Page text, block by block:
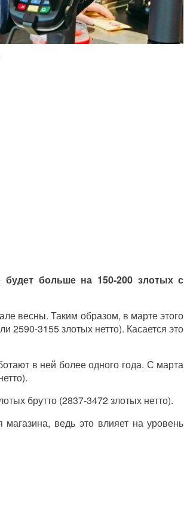
будет больше на 150-200 злотых с
весны. Таким образом, в марте этого
2590-3155 злотых нетто). Касается это
в ней более одного года. С марта
брутто (2837-3472 злотых нетто).
ведь это влияет на уровень